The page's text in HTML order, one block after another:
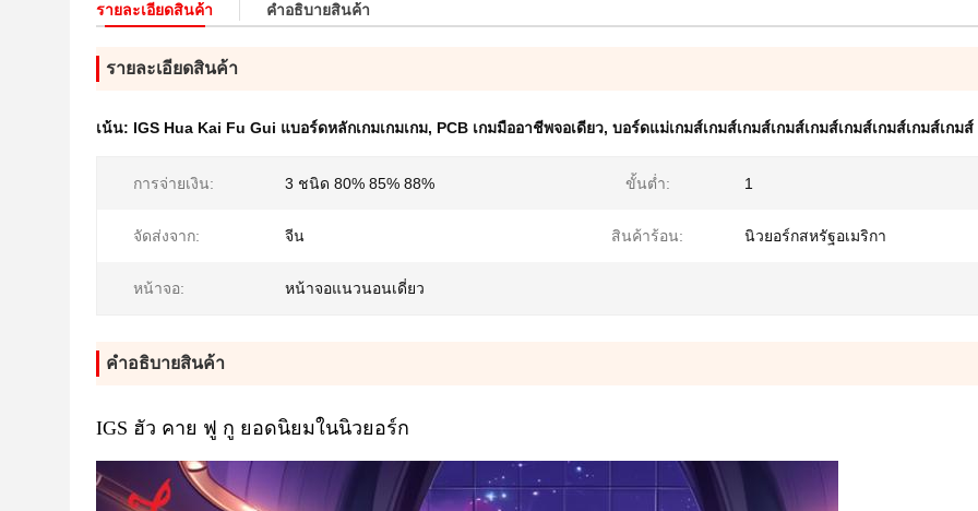
รายละเอียดสินค้า คําอธิบายสินค้า
รายละเอียดสินค้า
เน้น: IGS Hua Kai Fu Gui แบอร์ดหลักเกมเกมเกม, PCB เกมมืออาชีพจอเดียว, บอร์ดแม่เกมส์เกมส์เกมส์เกมส์เกมส์เกมส์เกมส์เกมส์เกมส์
การจ่ายเงิน: 3 ชนิด 80% 85% 88% ขั้นต่ำ: 1
จัดส่งจาก: จีน สินค้าร้อน: นิวยอร์กสหรัฐอเมริกา
หน้าจอ: หน้าจอแนวนอนเดี่ยว
คําอธิบายสินค้า
IGS ฮัว คาย ฟู กู ยอดนิยมในนิวยอร์ก